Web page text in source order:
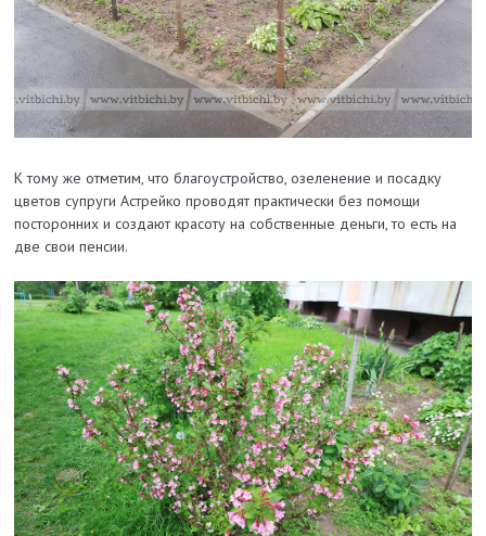
К тому же отметим, что благоустройство, озеленение и посадку
цветов супруги Астрейко проводят практически без помощи
посторонних и создают красоту на собственные деньги, то есть на
две свои пенсии.